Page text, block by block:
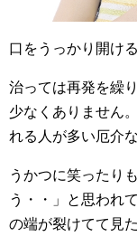
口をうっかり開け
治っては再発を繰
少なくありません
れる人が多い厄介
うかつに笑ったり
う・・」と思われ
の端が裂けてて見